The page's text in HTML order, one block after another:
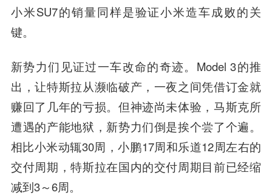
小米SU7的销量同样是验证小米造车成败的关
键。
新势力们见证过一车改命的奇迹。Model 3的推
出，让特斯拉从濒临破产，一夜之间凭借订金就
赚回了几年的亏损。但神迹尚未体验，马斯克所
遭遇的产能地狱，新势力们倒是挨个尝了个遍。
相比小米动辄30周，小鹏17周和乐道12周左右的
交付周期，特斯拉在国内的交付周期目前已经缩
减到3～6周。